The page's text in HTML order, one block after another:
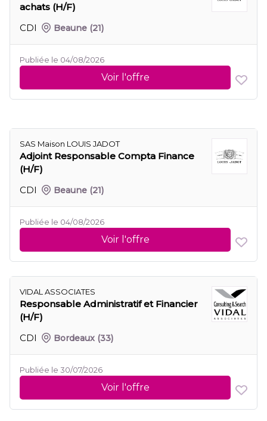
achats (H/F)
CDI
Beaune (21)
Publiée le 04/08/2026
Voir l'offre
SAS Maison LOUIS JADOT
Adjoint Responsable Compta Finance
(H/F)
CDI
Beaune (21)
Publiée le 04/08/2026
Voir l'offre
VIDAL ASSOCIATES
Responsable Administratif et Financier
(H/F)
CDI
Bordeaux (33)
Publiée le 30/07/2026
Voir l'offre